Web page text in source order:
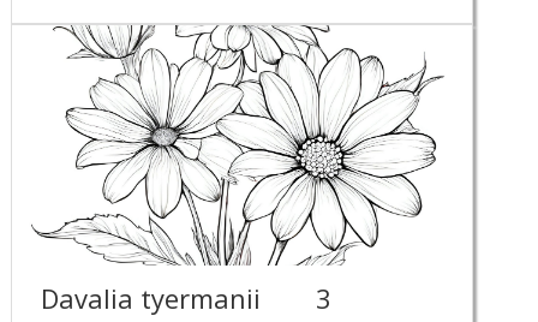
Davalia tyermanii 3